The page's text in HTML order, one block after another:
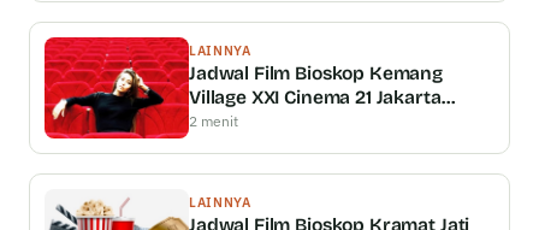
LAINNYA
Jadwal Film Bioskop Kemang
Village XXI Cinema 21 Jakarta
Selatan Terbaru Tayang Minggu Ini
2 menit
LAINNYA
Jadwal Film Bioskop Kramat Jati